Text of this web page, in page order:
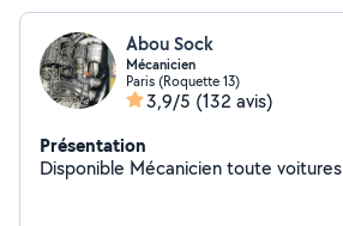
Abou Sock
Mécanicien
Paris (Roquette 13)
3,9/5 (132 avis)
Présentation
Disponible Mécanicien toute voitures